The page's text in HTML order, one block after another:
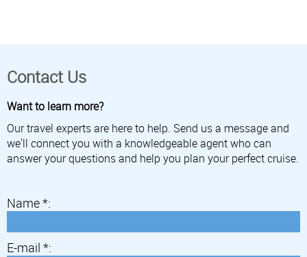
Contact Us
Want to learn more?
Our travel experts are here to help. Send us a message and
we'll connect you with a knowledgeable agent who can
answer your questions and help you plan your perfect cruise.
Name *:
E-mail *: